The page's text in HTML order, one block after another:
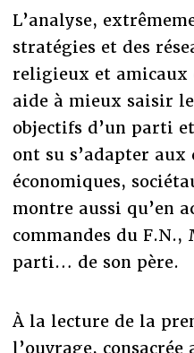
L’analyse,
stratégies et des
religieux et amicaux
aide à mieux saisir
objectifs d’un parti
ont su s’adapter
économiques,
montre aussi qu’en
commandes du F.N.,
parti… de son père.
À la lecture de la
l’ouvrage, consacrée